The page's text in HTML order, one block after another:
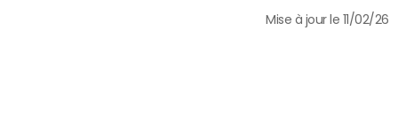
Mise à jour le 11/02/26